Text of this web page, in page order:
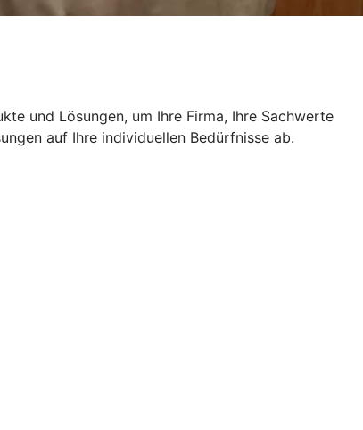
und Lösungen, um Ihre Firma, Ihre Sachwerte
auf Ihre individuellen Bedürfnisse ab.